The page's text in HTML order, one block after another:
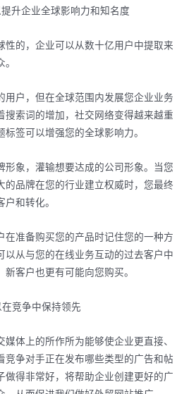
升企业全球影响力和知名度
性的，企业可以从数十亿用户中提取来
用户，但在全球范围内发展您企业业务
搜索词的增加，社交网络变得越来越重
签可以增强您的全球影响力。
形象，灌输想要达成的公司形象。当您
的品牌在您的行业建立权威时，您最终
和转化。
在准备购买您的产品时记住您的一种方
以从与您的在线业务互动的过去客户中
客户也更有可能向您购买。
竞争中保持领先
体上的所作所为能够使企业更直接、
竞争对手正在发布哪些类型的广告和帖
做得非常好，将帮助企业创建更好的广